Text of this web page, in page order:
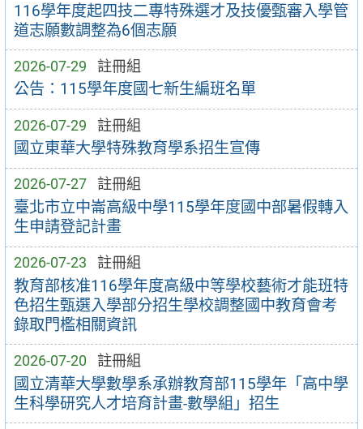
116學年度起四技二專特殊選才及技優甄審入學管
道志願數調整為6個志願
2026-07-29 註冊組
公告：115學年度國七新生編班名單
2026-07-29 註冊組
國立東華大學特殊教育學系招生宣傳
2026-07-27 註冊組
臺北市立中崙高級中學115學年度國中部暑假轉入
生申請登記計畫
2026-07-23 註冊組
教育部核准116學年度高級中等學校藝術才能班特
色招生甄選入學部分招生學校調整國中教育會考
錄取門檻相關資訊
2026-07-20 註冊組
國立清華大學數學系承辦教育部115學年「高中學
生科學研究人才培育計畫-數學組」招生